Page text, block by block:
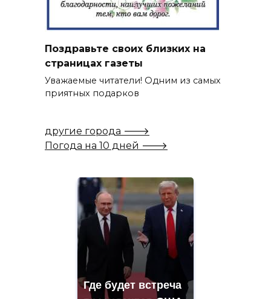
Поздравьте своих близких на
страницах газеты
Уважаемые читатели! Одним из самых
приятных подарков
другие города 🡒
Погода на 10 дней 🡒
Где будет встреча